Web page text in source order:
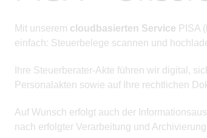
Mit unserem cloudbasierten Service PISA (
einfach: Steuerbelege scannen und
Ihre Steuerberater-Akte führen wir digital,
Personalakten sowie auf Ihre rechtlichen
Auf Wunsch erfolgt auch der
nach erfolgter Verarbeitung und